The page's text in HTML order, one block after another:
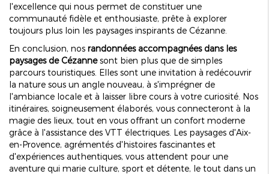
l'excellence qui nous permet de constituer une
communauté fidèle et enthousiaste, prête à explorer
toujours plus loin les paysages inspirants de Cézanne.
En conclusion, nos randonnées accompagnées dans les
paysages de Cézannesont bien plus que de simples
parcours touristiques. Elles sont une invitation à redécouvrir
la nature sous un angle nouveau, à s'imprégner de
l'ambiance locale et à laisser libre cours à votre curiosité. Nos
itinéraires, soigneusement élaborés, vous connecteront à la
magie des lieux, tout en vous offrant un confort moderne
grâce à l'assistance des VTT électriques. Les paysages d'Aix-
en-Provence, agrémentés d'histoires fascinantes et
d'expériences authentiques, vous attendent pour une
aventure qui marie culture, sport et détente, le tout dans un